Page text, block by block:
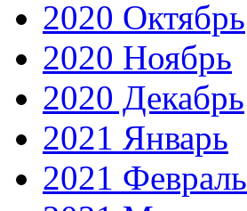
2020 Октябрь
2020 Ноябрь
2020 Декабрь
2021 Январь
2021 Февраль